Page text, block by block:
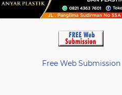
Free Web Submission